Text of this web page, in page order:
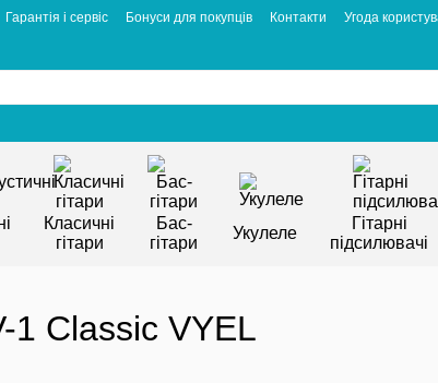
Гарантія і сервіс Бонуси для покупців Контакти
Угода
Класичні
гітари
Бас-
гітари
Укулеле
Гітарні
підсилювачі
1 Classic VYEL